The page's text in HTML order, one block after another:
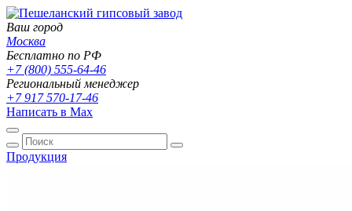
Ваш город
Москва
Бесплатно по РФ
+7 (800) 555-64-46
Региональный менеджер
+7 917 570-17-46
Написать в Max
Продукция